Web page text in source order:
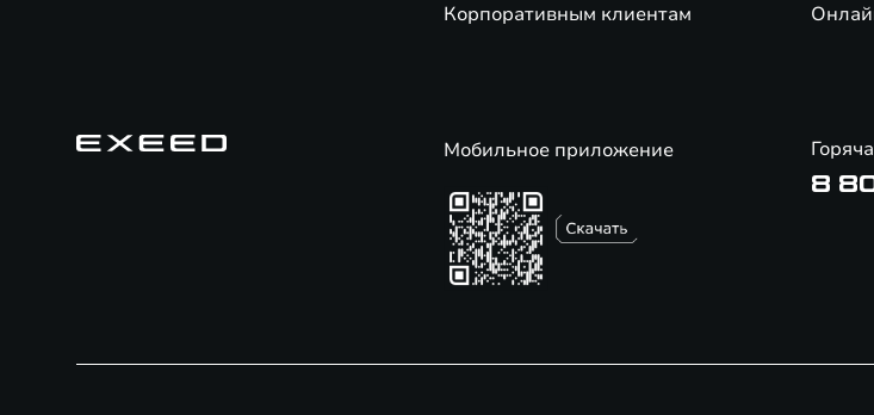
Корпоративным клиентам
Мобильное приложение
8